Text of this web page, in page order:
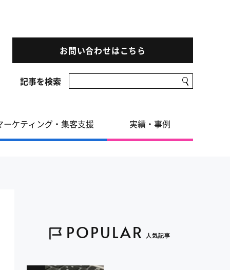
お問い合わせはこちら
記事を検索
ーケティング・集客支援 実績・事例
POPULAR 人気記事